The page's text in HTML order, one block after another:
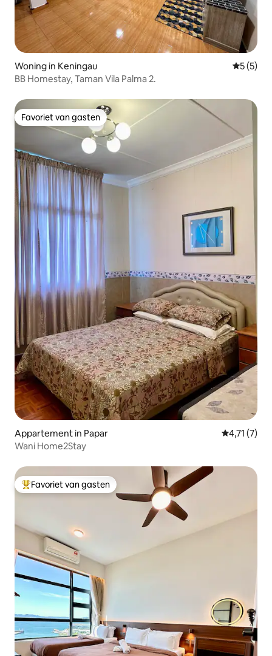
Woning in Keningau
5 (5)
BB Homestay, Taman Vila Palma 2.
Favoriet van gasten
Favoriet van gasten
Appartement in Papar
4,71 (7)
Wani Home2Stay
Topfavoriet van gasten
Favoriet van gasten